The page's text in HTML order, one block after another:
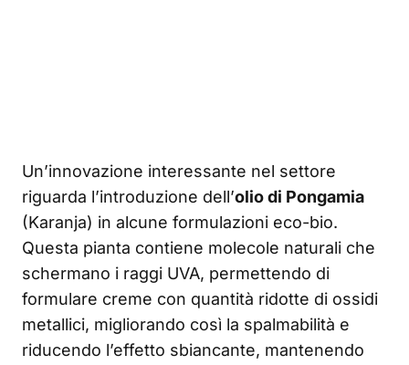
Un’innovazione interessante nel settore
riguarda l’introduzione dell’olio di Pongamia
(Karanja) in alcune formulazioni eco-bio.
Questa pianta contiene molecole naturali che
schermano i raggi UVA, permettendo di
formulare creme con quantità ridotte di ossidi
metallici, migliorando così la spalmabilità e
riducendo l’effetto sbiancante, mantenendo